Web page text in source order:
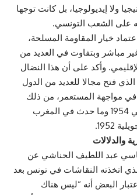
ولا إيديولوجيا، بل كانت توجها
على الشعب التونسي.
خيار المقاومة المسلحة،
مباشر وبتفاوت في العديد من
وأكد على أن هذا النضال
في جانفي 1952 هو الذي فتح مجالا للعديد من الدول
في مواجهة المستعمر، من ذلك
الثورة الجزائرية التي انطلقت في 1954 وما حدث في المغرب
1952.
والدلالات
عبد اللطيف الحناشي عن
اتخذته النقاشات في تونس بعد
واعتبار البعض أنه “ليس هناك